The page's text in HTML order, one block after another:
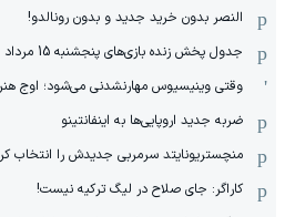
النصر بدون خرید جدید و بدون رونالدو!
جدول پخش زنده بازی‌های پنجشنبه 15 مرداد
وقتی وینیسیوس مهارنشدنی می‌شود؛ اوج
ضربه جدید اروپایی‌ها به اینفانتینو
منچستریونایتد سرمربی جدیدش را انتخاب
کاراگر: جای صلاح در لیگ ترکیه نیست!